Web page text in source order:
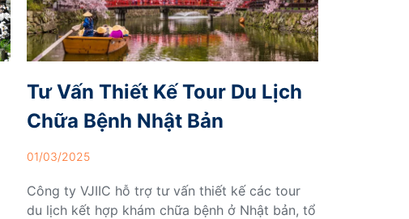
Tư Vấn Thiết Kế Tour Du Lịch
Chữa Bệnh Nhật Bản
01/03/2025
Công ty VJIIC hỗ trợ tư vấn thiết kế các tour
du lịch kết hợp khám chữa bệnh ở Nhật bản, tổ